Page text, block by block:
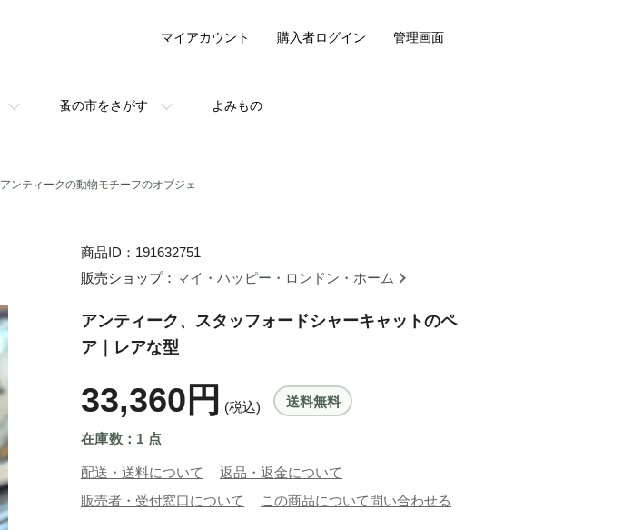
蚤の市をさがす よみもの
マイアカウント 購入者ログイン 管理画面
アンティークの動物モチーフのオブジェ
商品ID：191632751
販売ショップ： マイ・ハッピー・ロンドン・ホーム
アンティーク、スタッフォードシャーキャットのペ
ア｜レアな型
33,360円 (税込) 送料無料
在庫数：1 点
配送・送料について
返品・返金について
販売者・受付窓口について
この商品について問い合わせる